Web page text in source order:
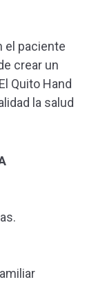
el paciente
crear un
Quito Hand
la salud